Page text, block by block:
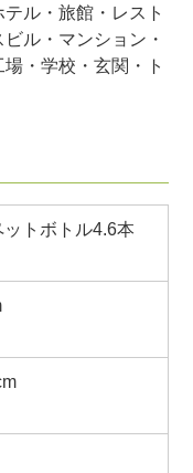
ル・旅館・レスト
ル・マンション・
・学校・玄関・ト
トボトル4.6本